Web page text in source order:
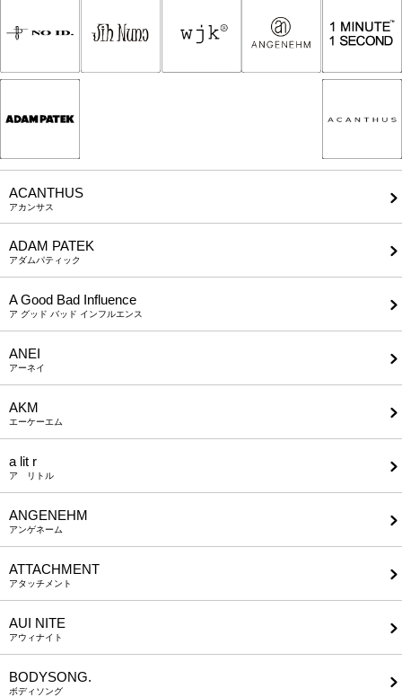
ACANTHUS
アカンサス
ADAM PATEK
アダムパティック
A Good Bad Influence
ア グッド バッド インフルエンス
ANEI
アーネイ
AKM
エーケーエム
a lit r
ア リトル
ANGENEHM
アンゲネーム
ATTACHMENT
アタッチメント
AUI NITE
アウィナイト
BODYSONG.
ボディソング